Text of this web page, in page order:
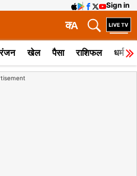
Sign in
A
क
खेल पैसा राशिफल धर्म